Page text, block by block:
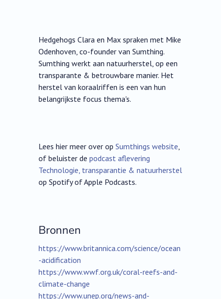
Hedgehogs Clara en Max spraken met Mike
Odenhoven, co-founder van Sumthing.
Sumthing werkt aan natuurherstel, op een
transparante & betrouwbare manier. Het
herstel van koraalriffen is een van hun
belangrijkste focus thema's.
Lees hier meer over opSumthings website
of beluister depodcast aflevering
Technologie, transparantie & natuurherstel
op Spotify of Apple Podcasts.
Bronnen
https://www.britannica.com/science/ocean
-acidification
https://www.wwf.org.uk/coral-reefs-and-
climate-change
https://www.unep.org/news-and-